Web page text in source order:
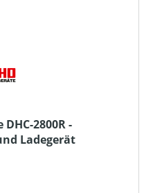
2800R -
Ladegerät